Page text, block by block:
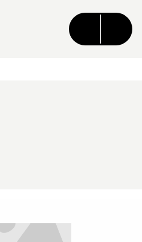
CONTENU